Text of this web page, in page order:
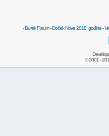
-Burek Forum-Doček Nove 2018. godine-
© 2001 -